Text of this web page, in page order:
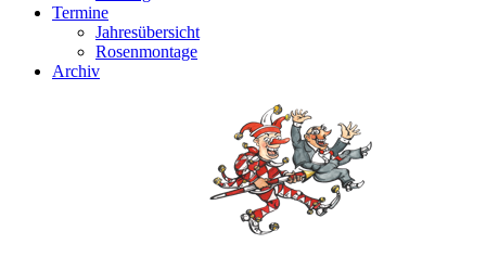
Termine
Jahresübersicht
Rosenmontage
Archiv